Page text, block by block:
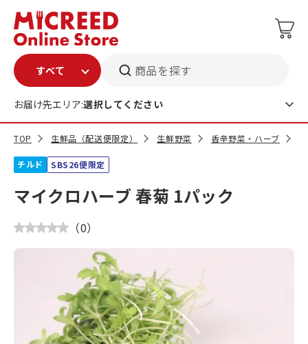
商品を探す
お届け先エリア:選択してください
TOP 生鮮品（配送便限定） 生鮮野菜 香辛野菜・ハーブ
チルド SBS26便限定
マイクロハーブ 春菊 1パック
（0）